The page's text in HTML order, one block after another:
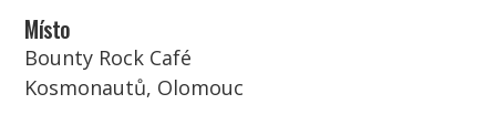
Místo
Bounty Rock Café
Kosmonautů, Olomouc